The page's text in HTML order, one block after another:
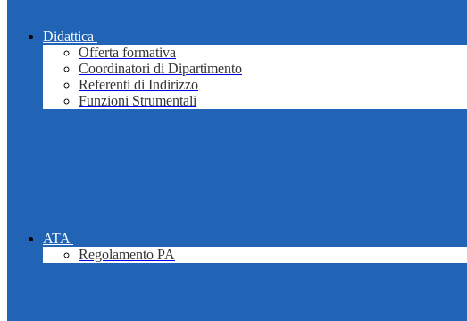
Didattica
Offerta formativa
Coordinatori di Dipartimento
Referenti di Indirizzo
Funzioni Strumentali
ATA
Regolamento PA